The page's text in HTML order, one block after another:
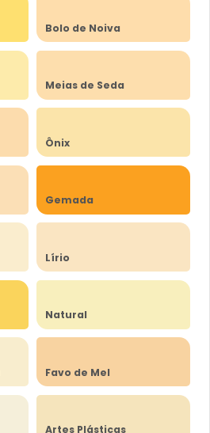
Bolo de Noiva
Meias de Seda
Ônix
Gemada
Lírio
Natural
Favo de Mel
Artes Plásticas